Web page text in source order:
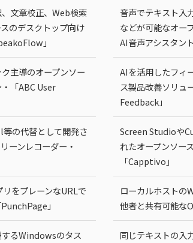
文章校正、Web検索
のデスクトップ向け
」
主導のオープンソー
「ABC User
の代替として開発さ
ーンレコーダー・
をプレーンなURLで
」
るWindowsのタス
音声でテキスト入
などが可能なオー
AI音声アシスタン
AIを活用したフィ
ス製品改善ソリュ
Feedback」
Screen Studioや
れたオープンソー
「Capptivo」
ローカルホストの
他者と共有可能な
同じテキストの入